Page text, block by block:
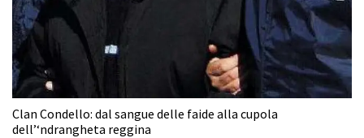
Clan Condello: dal sangue delle faide alla cupola
dell’‘ndrangheta reggina